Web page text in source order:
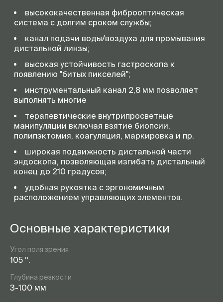
высококачественная фиброоптическая
система с долгим сроком службы;
канал подачи воды/воздуха для промывания
дистальной линзы;
высокая устойчивость гастроскопа к
появлению "битых пикселей";
инструментальный канал 2,8 мм позволяет
выполнять многие
терапевтические внутрипросветные
манипуляции включая взятие биопсии,
полипэктомия, коагуляция, маркировка и пр.
широкая подвижность дистальной части
эндоскопа, позволяющая изгибать дистальный
конец до 210 градусов;
удобная рукоятка с эргономичным
расположением управляющих элементов.
Основные характеристики
Угол поля зрения
105 º.
Глубина резкости
3-100 мм